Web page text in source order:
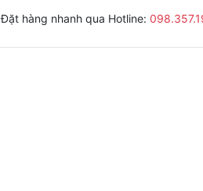
Đặt hàng nhanh qua Hotline: